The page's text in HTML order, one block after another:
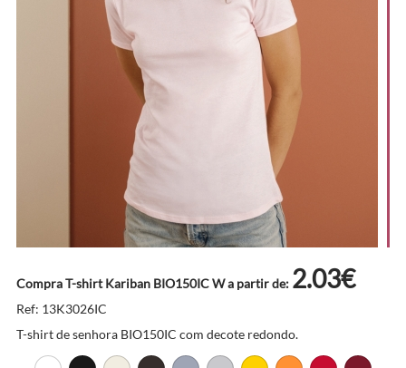
Compra T-shirt Kariban BIO150IC W a partir de: 2.03€
Ref: 13K3026IC
T-shirt de senhora BIO150IC com decote redondo.